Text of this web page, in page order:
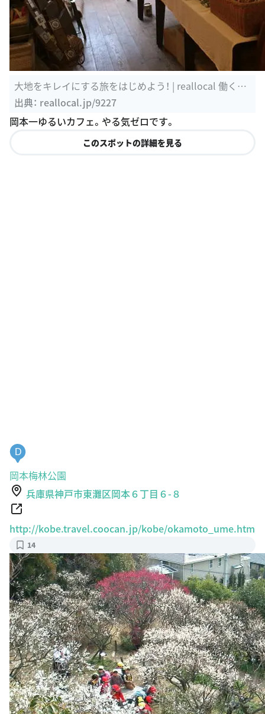
大地をキレイにする旅をはじめよう！ | reallocal 働く場
所も自由に ...
出典： reallocal.jp/9227
岡本一ゆるいカフェ。やる気ゼロです。
このスポットの詳細を見る
D
岡本梅林公園
兵庫県神戸市東灘区岡本６丁目６-８
http://kobe.travel.coocan.jp/kobe/okamoto_ume.htm
14